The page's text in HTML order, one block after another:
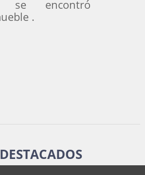
se encontró
.
DESTACADOS